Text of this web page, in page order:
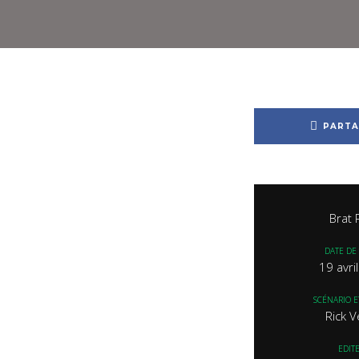
Brat
DATE DE
19
SCÉNARIO
Rick